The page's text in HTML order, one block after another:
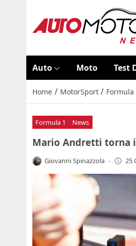
Auto Moto Test
Home / MotorSport / Formula
Formula 1 News
Mario Andretti torna
Giovanni Spinazzola - 25